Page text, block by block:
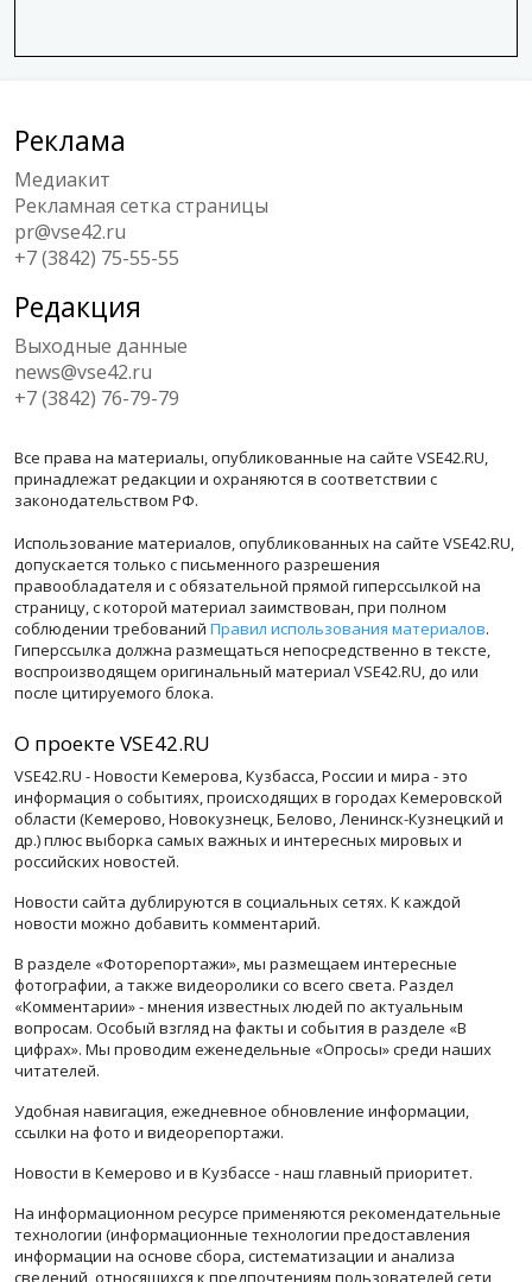
Реклама
Медиакит
Рекламная сетка страницы
pr@vse42.ru
+7 (3842) 75-55-55
Редакция
Выходные данные
news@vse42.ru
+7 (3842) 76-79-79
Все права на материалы, опубликованные на сайте VSE42.RU,
принадлежат редакции и охраняются в соответствии с
законодательством РФ.
Использование материалов, опубликованных на сайте VSE42.RU,
допускается только с письменного разрешения
правообладателя и с обязательной прямой гиперссылкой на
страницу, с которой материал заимствован, при полном
соблюдении требований Правил использования материалов.
Гиперссылка должна размещаться непосредственно в тексте,
воспроизводящем оригинальный материал VSE42.RU, до или
после цитируемого блока.
О проекте VSE42.RU
VSE42.RU - Новости Кемерова, Кузбасса, России и мира - это
информация о событиях, происходящих в городах Кемеровской
области (Кемерово, Новокузнецк, Белово, Ленинск-Кузнецкий и
др.) плюс выборка самых важных и интересных мировых и
российских новостей.
Новости сайта дублируются в социальных сетях. К каждой
новости можно добавить комментарий.
В разделе «Фоторепортажи», мы размещаем интересные
фотографии, а также видеоролики со всего света. Раздел
«Комментарии» - мнения известных людей по актуальным
вопросам. Особый взгляд на факты и события в разделе «В
цифрах». Мы проводим еженедельные «Опросы» среди наших
читателей.
Удобная навигация, ежедневное обновление информации,
ссылки на фото и видеорепортажи.
Новости в Кемерово и в Кузбассе - наш главный приоритет.
На информационном ресурсе применяются рекомендательные
технологии (информационные технологии предоставления
информации на основе сбора, систематизации и анализа
сведений, относящихся к предпочтениям пользователей сети